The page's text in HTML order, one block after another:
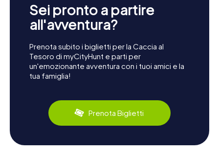
Sei pronto a partire
all'avventura?
Prenota subito i biglietti per la Caccia al
Tesoro di myCityHunt e parti per
un'emozionante avventura con i tuoi amici e la
tua famiglia!
Prenota Biglietti